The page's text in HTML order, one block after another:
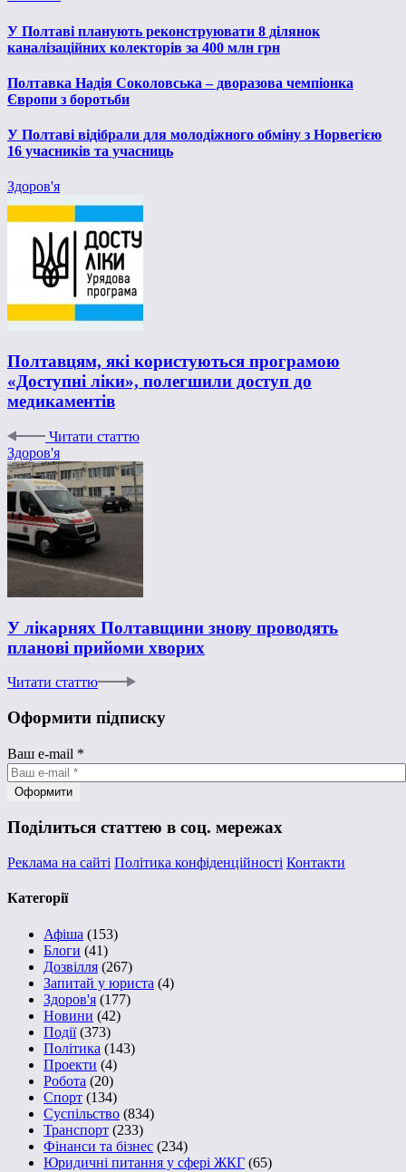
У Полтаві планують реконструювати 8 ділянок
каналізаційних колекторів за 400 млн грн
Полтавка Надія Соколовська – дворазова чемпіонка
Європи з боротьби
У Полтаві відібрали для молодіжного обміну з Норвегією
16 учасників та учасниць
Здоров'я
Полтавцям, які користуються програмою
«‎Доступні ліки», полегшили доступ до
медикаментів
Читати статтю
Здоров'я
У лікарнях Полтавщини знову проводять
планові прийоми хворих
Читати статтю
Оформити підписку
Ваш e-mail *
Поділиться статтею в соц. мережах
Реклама на сайті Політика конфіденційності Контакти
Категорії
Афіша (153)
Блоги (41)
Дозвілля (267)
Запитай у юриста (4)
Здоров'я (177)
Новини (42)
Події(373)
Політика (143)
Проекти (4)
Робота (20)
Спорт (134)
Суспільство (834)
Транспорт (233)
Фінанси та бізнес (234)
Юридичні питання у сфері ЖКГ (65)